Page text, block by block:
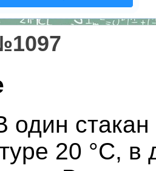
стакан
20 °С, в